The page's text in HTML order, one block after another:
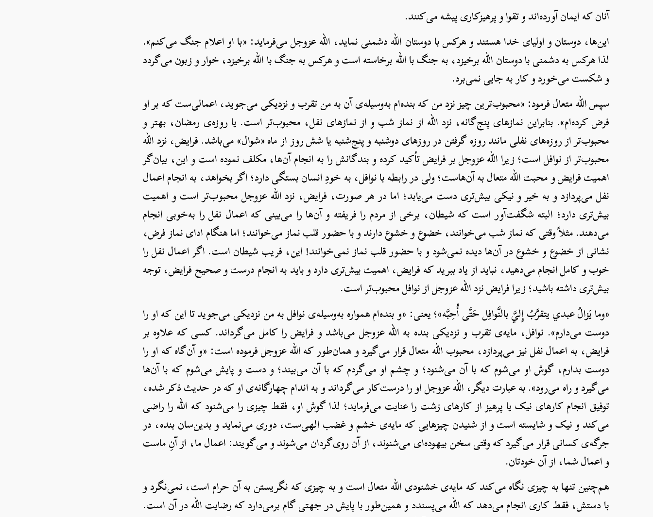
آنان که ایمان آورد‌ه‌اند و تقوا و پرهیزکاری پیشه می‌کنند.
این‌ها، دوستان و اولیای خدا هستند و هرکس با دوستان الله دشمنی نماید، الله عزوجل می‌فرماید: «با او اعلام جنگ می‌کنم».
لذا هرکس به دشمنی با دوستان الله برخیزد، به جنگ با الله برخاسته است و هرکس به جنگ با الله برخیزد، خوار و زبون می‌گردد
و شکست می‌خورد و کار به جایی نمی‌برد.
سپس الله متعال فرمود: «محبوب‌ترین چیز نزد من که بنده‌ام به‌وسیله‌‌ی آن به من تقرب و نزدیکی می‌جوید، اعمالی‌ست که بر او
فرض کرده‌ام». بنابراین نمازهای پنج‌گانه، نزد الله از نماز شب و از نمازهای نفل، محبوب‌تر است. یا روزه‌ی رمضان، بهتر و
محبوب‌تر از روزه‌های نفلی مانند روزه‌ گرفتن در روزهای دوشنبه و پنج‌شنبه یا شش روز از ماه «شوال» می‌باشد. فرایض، نزد الله
محبوب‌تر از نوافل است؛ زیرا الله عزوجل بر فرایض تأکید کرده و بندگانش را به انجام آن‌ها، مکلف نموده است و این، بیان‌گر
اهمیت فرایض و محبت الله متعال به آن‌هاست؛ ولی در رابطه با نوافل، به خودِ انسان بستگی دارد؛ اگر بخواهد، به انجام اعمال
نفل می‌پردازد و به خیر و نیکی بیش‌تری دست می‌یابد؛ اما در هر صورت، فرایض، نزد الله عزوجل محبو‌ب‌تر است و اهمیت
بیش‌تری دارد؛ البته شگفت‌آور است که شیطان، برخی از مردم را فریفته و آن‌ها را می‌بینی که اعمال نفل را به‌خوبی انجام
می‌دهند. مثلاً وقتی که نماز شب می‌خوانند، خضوع و خشوع دارند و با حضور قلب نماز می‌خوانند؛ اما هنگام ادای نماز فرض،
نشانی از خضوع و خشوع در آن‌ها دیده نمی‌شود و با حضور قلب نماز نمی‌خوانند! این، فریب شیطان است. اگر اعمال نفل را
خوب و کامل انجام می‌دهید، نباید از یاد ببرید که فرایض، اهمیت بیش‌تری دارد و باید به انجام درست و صحیح فرایض، توجه
بیش‌تری داشته باشید؛ زیرا فرایض نزد الله عزوجل از نوافل محبوب‌تر است.
«وما يَزالُ عبدي يتقرَّبُ إِليَّ بالنَّوافِل حَتَّى أُحِبَّه»؛ یعنی: «و بنده‌ام همواره به‌وسیله‌ی نوافل به من نزدیکی می‌جوید تا این که او را
دوست می‌دارم». نوافل، مایه‌ی تقرب و نزدیکی بنده به الله عزوجل می‌باشد و فرایض را کامل می‌گرداند. کسی که علاوه بر
فرایض، به اعمال نفل نیز می‌پردازد، محبوب الله متعال قرار می‌گیرد و همان‌طور که الله عزوجل فرموده است: «و آن‌گاه که او را
دوست بدارم، گوش او می‌شوم که با آن می‌شنود؛ و چشم او می‌گردم که با آن می‌بیند؛ و دست و پایش می‌شوم که با آن‌ها
می‌گیرد و راه می‌رود». به عبارت دیگر، الله عزوجل او را درست‌کار می‌گرداند و به اندام چهارگانه‌ی او که در حدیث ذکر شده،
توفیق انجام کارهای نیک یا پرهیز از کارهای زشت را عنایت می‌فرماید؛ لذا گوش او، فقط چیزی را می‌شنود که الله را راضی
می‌کند و نیک و شایسته است و از شنیدن چیزهایی که مایه‌ی خشم و غضب الهی‌ست، دوری می‌نماید و بدین‌سان بنده، در
جرگه‌ی کسانی قرار می‌گیرد که وقتی سخن بیهوده‌ای می‌شنوند، از آن روی‌گردان می‌شوند و می‌گویند: اعمال ما، از آنِ ماست
و اعمال شما، از آن خودتان.
هم‌چنین تنها به چیزی نگاه می‌کند که مایه‌ی خشنودی الله متعال است و به چیزی که نگریستن به آن حرام است، نمی‌نگرد و
با دستش، فقط کاری انجام می‌دهد که الله می‌پسندد و همین‌طور با پایش در جهتی گام برمی‌دارد که رضایت الله در آن است.